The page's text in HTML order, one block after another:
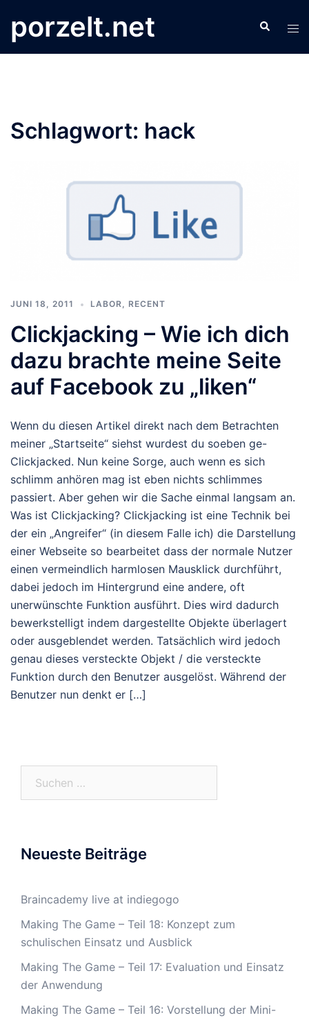
Inhalt
springen
porzelt.net Search
Schlagwort: hack
JUNI 18, 2011 LABOR, RECENT
Clickjacking – Wie ich dich
dazu brachte meine Seite
auf Facebook zu „liken“
Wenn du diesen Artikel direkt nach dem Betrachten
meiner „Startseite“ siehst wurdest du soeben ge-
Clickjacked. Nun keine Sorge, auch wenn es sich
schlimm anhören mag ist eben nichts schlimmes
passiert. Aber gehen wir die Sache einmal langsam an.
Was ist Clickjacking? Clickjacking ist eine Technik bei
der ein „Angreifer“ (in diesem Falle ich) die Darstellung
einer Webseite so bearbeitet dass der normale Nutzer
einen vermeindlich harmlosen Mausklick durchführt,
dabei jedoch im Hintergrund eine andere, oft
unerwünschte Funktion ausführt. Dies wird dadurch
bewerkstelligt indem dargestellte Objekte überlagert
oder ausgeblendet werden. Tatsächlich wird jedoch
genau dieses versteckte Objekt / die versteckte
Funktion durch den Benutzer ausgelöst. Während der
Benutzer nun denkt er […]
Neueste Beiträge
Braincademy live at indiegogo
Making The Game – Teil 18: Konzept zum
schulischen Einsatz und Ausblick
Making The Game – Teil 17: Evaluation und Einsatz
der Anwendung
Making The Game – Teil 16: Vorstellung der Mini-